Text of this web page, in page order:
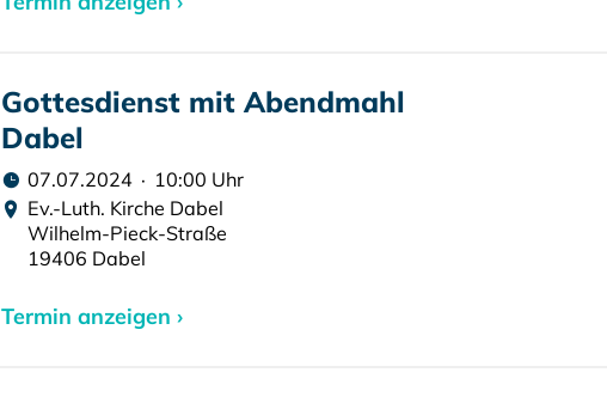
Gottesdienst mit Abendmahl
Dabel
07.07.2024 · 10:00 Uhr
Ev.-Luth. Kirche Dabel
Wilhelm-Pieck-Straße
19406 Dabel
Termin anzeigen ›